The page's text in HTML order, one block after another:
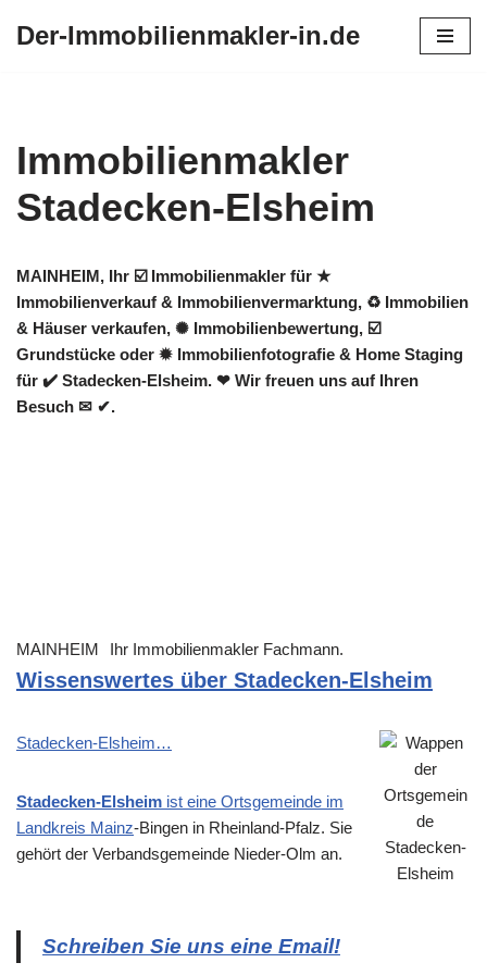
Der-Immobilienmakler-in.de
Immobilienmakler
Stadecken-Elsheim
MAINHEIM, Ihr ☑️ Immobilienmakler für ★
Immobilienverkauf & Immobilienvermarktung, ♻ Immobilien
& Häuser verkaufen, ✺ Immobilienbewertung, ☑️
Grundstücke oder ✹ Immobilienfotografie & Home Staging
für ✔️ Stadecken-Elsheim. ❤ Wir freuen uns auf Ihren
Besuch ✉ ✔.
MAINHEIM Ihr Immobilienmakler Fachmann.
Wissenswertes über Stadecken-Elsheim
Stadecken-Elsheim…
Stadecken-Elsheim ist eine Ortsgemeinde im
Landkreis Mainz-Bingen in Rheinland-Pfalz. Sie
gehört der Verbandsgemeinde Nieder-Olm an.
Schreiben Sie uns eine Email!